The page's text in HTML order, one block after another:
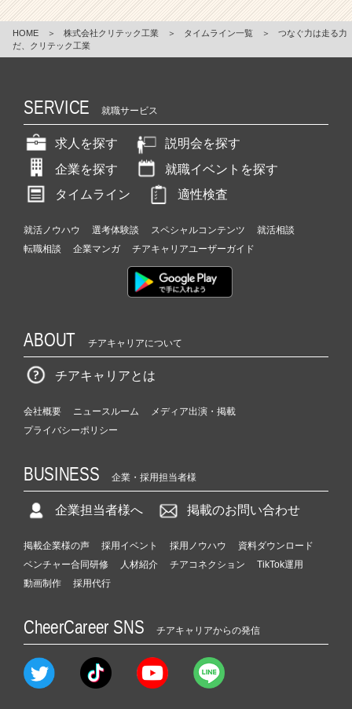
HOME ＞ 株式会社クリテック工業 ＞ タイムライン一覧 ＞
つなぐ力は走る力
だ、クリテック工業
SERVICE 就職サービス
求人を探す
説明会を探す
企業を探す
就職イベントを探す
タイムライン
適性検査
就活ノウハウ 選考体験談 スペシャルコンテンツ
就活相談
転職相談
企業マンガ チアキャリアユーザーガイド
ABOUT チアキャリアについて
チアキャリアとは
会社概要 ニュースルーム
メディア出演・掲載
プライバシーポリシー
BUSINESS 企業・採用担当者様
企業担当者様へ 掲載のお問い合わせ
掲載企業様の声 採用イベント 採用ノウハウ
資料ダウンロード
ベンチャー合同研修
人材紹介 チアコネクション
TikTok運用
動画制作
採用代行
CheerCareer SNS チアキャリアからの発信